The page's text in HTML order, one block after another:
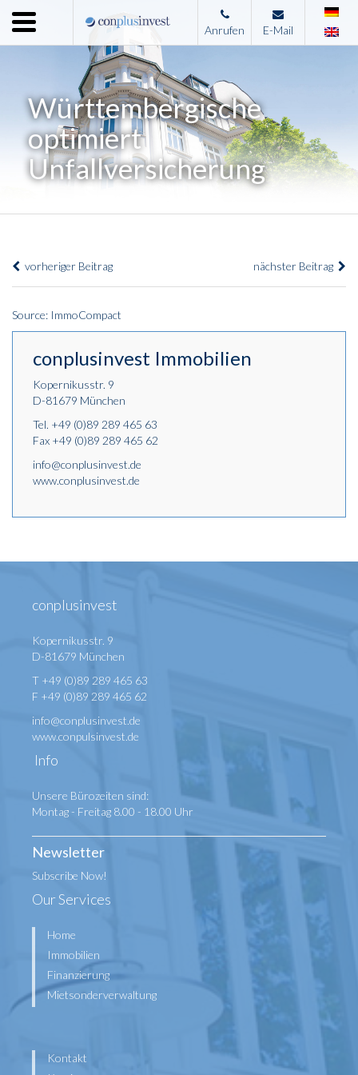
Menu
Home
Unternehmen
Leistungen
Immobilienangebote
News
Impressum
Anrufen E-Mail
Württembergische
optimiert
Unfallversicherung
vorheriger Beitrag nächster Beitrag
Source: ImmoCompact
conplusinvest Immobilien
Kopernikusstr. 9
D-81679 München
Tel. +49 (0)89 289 465 63
Fax +49 (0)89 289 465 62
info@conplusinvest.de
www.conplusinvest.de
conplusinvest
Kopernikusstr. 9
D-81679 München
T +49 (0)89 289 465 63
F +49 (0)89 289 465 62
info@conplusinvest.de
www.conpulsinvest.de
Info
Unsere Bürozeiten sind:
Montag - Freitag 8.00 - 18.00 Uhr
Newsletter
Subscribe Now!
Our Services
Home
Immobilien
Finanzierung
Mietsonderverwaltung
Kontakt